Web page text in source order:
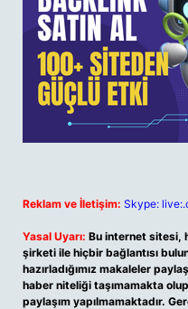
Reklam ve İletişim: Skype:
Yasal Uyarı: Bu internet sitesi,
şirketi ile hiçbir bağlantısı
hazırladığımız makaleler
haber niteliği taşımamakta
paylaşım yapılmamaktadır.